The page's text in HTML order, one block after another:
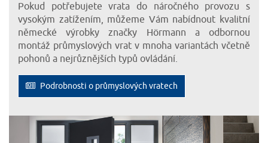
Pokud potřebujete vrata do náročného provozu s
vysokým zatížením, můžeme Vám nabídnout kvalitní
německé výrobky značky Hörmann a odbornou
montáž průmyslových vrat v mnoha variantách včetně
pohonů a nejrůznějších typů ovládání.
Podrobnosti o průmyslových vratech